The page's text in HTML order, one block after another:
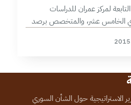
لمركز عمران للدراسات
الخامس عشر، والمتخصص برصد
للنصف الثاني من شهر أيلول/
الاستراتيجية حول الشأن السوري